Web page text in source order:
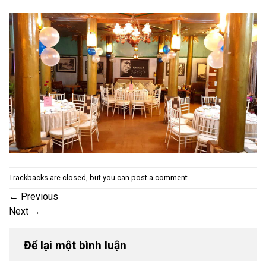
Trackbacks are closed, but you can post a comment
← Previous
Next →
Để lại một bình luận